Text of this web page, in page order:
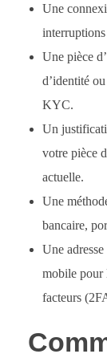
Une
Une pièce
d’identité
KYC.
Un
votre pièce
actuelle.
Une
bancaire,
Une
mobile pour
facteurs